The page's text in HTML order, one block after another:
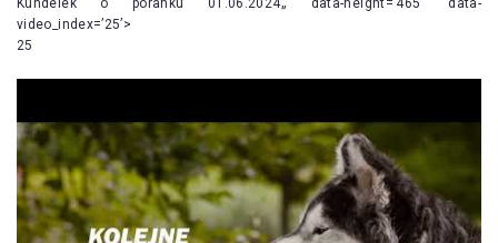
Kundelek o poranku 01.06.2024„’ data-height=’465′ data-
video_index=’25’>
25